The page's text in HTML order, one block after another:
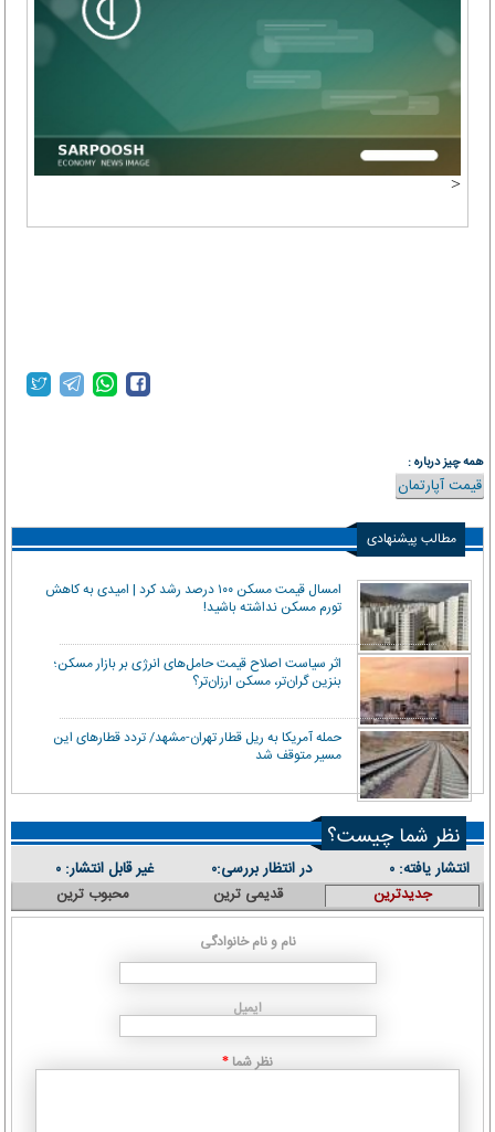
<
همه چیز درباره :
قیمت آپارتمان
مطالب پیشنهادی
امسال قیمت مسکن ۱۰۰ درصد رشد کرد | امیدی به کاهش
تورم مسکن نداشته باشید!
اثر سیاست اصلاح قیمت حامل‌های انرژی بر بازار مسکن؛
بنزین گران‌تر، مسکن ارزان‌تر؟
حمله آمریکا به ریل قطار تهران-مشهد/ تردد قطارهای این
مسیر متوقف شد
نظر شما چیست؟
انتشار یافته: ۰ در انتظار بررسی:۰ غیر قابل انتشار: ۰
جدیدترین قدیمی ترین محبوب ترین
نام و نام خانوادگی
ایمیل
نظر شما *